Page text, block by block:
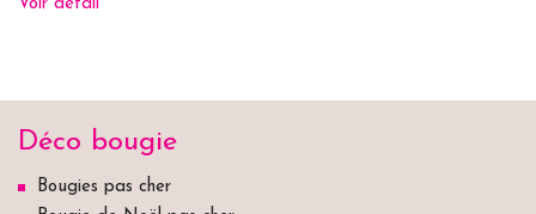
Voir détail
Déco bougie
Bougies pas cher